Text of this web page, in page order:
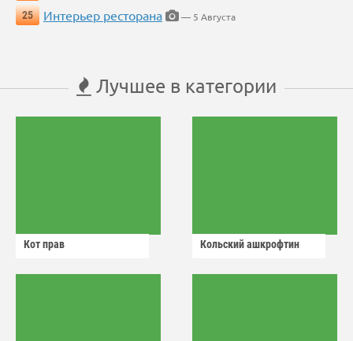
25
Интерьер ресторана — 5 Августа
Лучшее в категории
Кот прав Кольский ашкрофтин